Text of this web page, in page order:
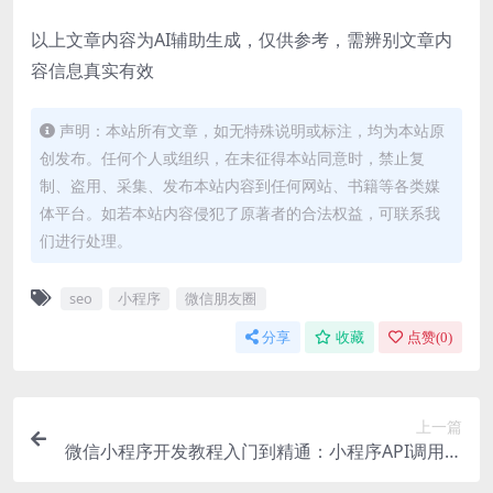
以上文章内容为AI辅助生成，仅供参考，需辨别文章内
容信息真实有效
声明：本站所有文章，如无特殊说明或标注，均为本站原
创发布。任何个人或组织，在未征得本站同意时，禁止复
制、盗用、采集、发布本站内容到任何网站、书籍等各类媒
体平台。如若本站内容侵犯了原著者的合法权益，可联系我
们进行处理。
seo 小程序 微信朋友圈
分享 收藏 点赞(0)
上一篇
微信小程序开发教程入门到精通：小程序API调用与